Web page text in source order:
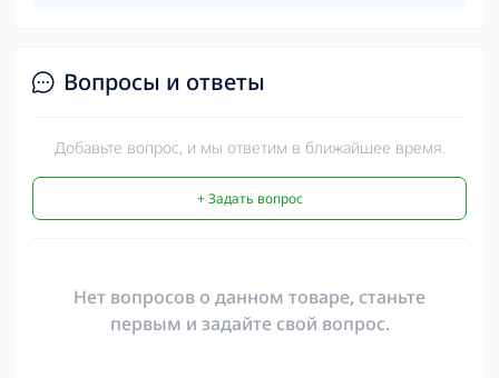
Вопросы и ответы
Добавьте вопрос, и мы ответим в ближайшее время.
+ Задать вопрос
Нет вопросов о данном товаре, станьте
первым и задайте свой вопрос.